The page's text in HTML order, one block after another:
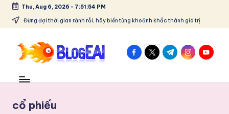
Skip
content
Thu, Aug 6, 2026 - 7:51:54 PM
Đừng đợi thời gian rảnh rỗi, hãy biến từng khoảnh khắc thành giá trị.
o
sẻ
mê,
facebook.com
twitter.com
t.me
cổ phiếu